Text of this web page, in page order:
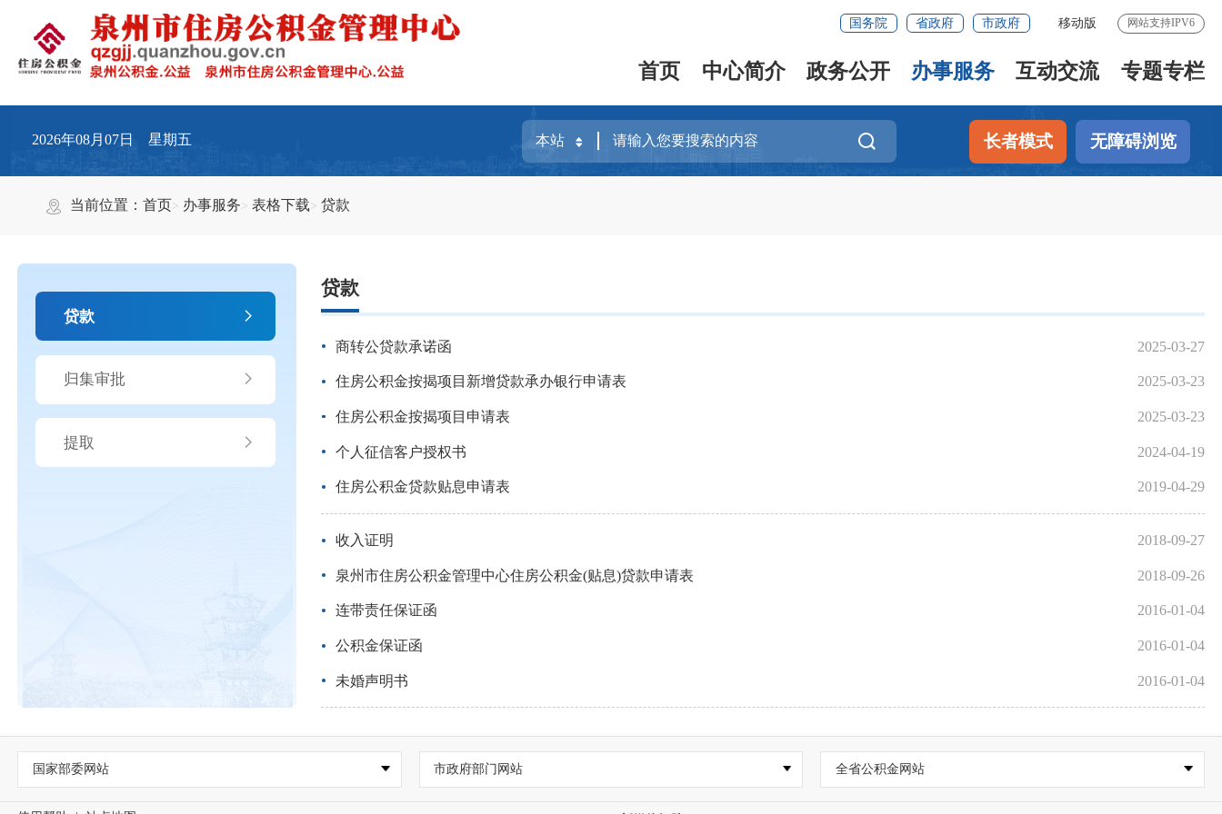
国务院 省政府 市政府 移动版 网站支持IPV6
首页 中心简介 政务公开 办事服务 互动交流 专题专栏
2026年08月07日 星期五 长者模式 无障碍浏览
当前位置：首页 办事服务 表格下载 贷款
贷款
归集审批
提取
贷款
商转公贷款承诺函 2025-03-27
住房公积金按揭项目新增贷款承办银行申请表 2025-03-23
住房公积金按揭项目申请表 2025-03-23
个人征信客户授权书 2024-04-19
住房公积金贷款贴息申请表 2019-04-29
收入证明 2018-09-27
泉州市住房公积金管理中心住房公积金(贴息)贷款申请表 2018-09-26
连带责任保证函 2016-01-04
公积金保证函 2016-01-04
未婚声明书 2016-01-04
国家部委网站 市政府部门网站 全省公积金网站